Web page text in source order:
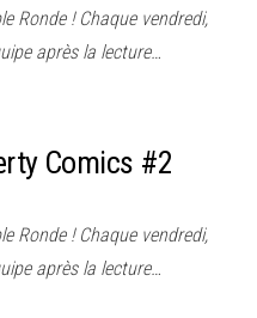
Ronde ! Chaque vendredi,
après la lecture…
Comics #2
Ronde ! Chaque vendredi,
après la lecture…